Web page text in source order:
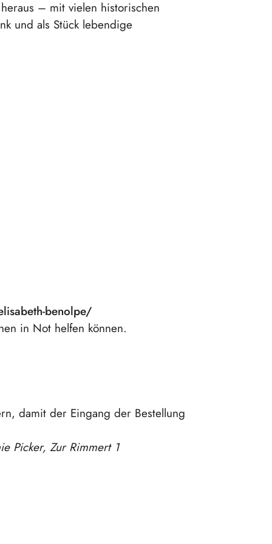
– mit vielen historischen
und als Stück lebendige
benolpe/
in Not helfen können.
damit der Eingang der Bestellung
Picker, Zur Rimmert 1